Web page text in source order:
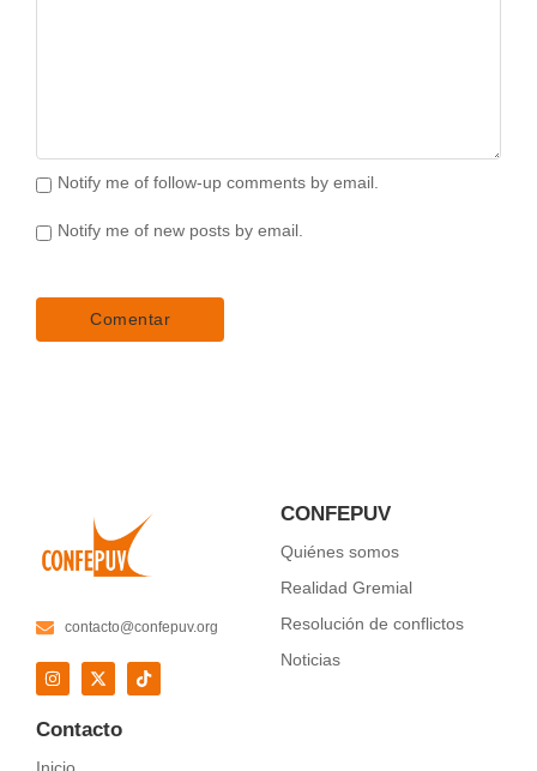
Notify me of follow-up comments by email.
Notify me of new posts by email.
contacto@confepuv.org
CONFEPUV
Quiénes somos
Realidad Gremial
Resolución de conflictos
Noticias
Contacto